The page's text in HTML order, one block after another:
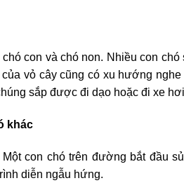
con và chó non. Nhiều con
vỏ cây cũng có xu hướng
sắp được đi dạo hoặc đi xe
khác
con chó trên đường bắt đầu
diễn ngẫu hứng.